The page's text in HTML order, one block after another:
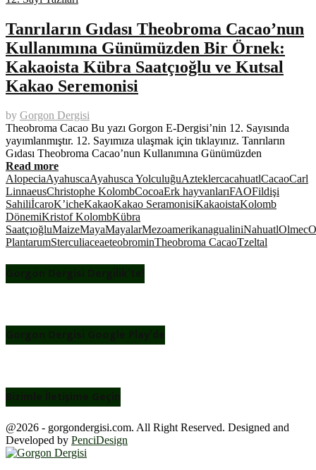
Tanrıların Gıdası Theobroma Cacao’nun
Kullanımına Günümüzden Bir Örnek:
Kakaoista Kübra Saatçıoğlu ve Kutsal
Kakao Seremonisi
by Gorgon Dergisi
Theobroma Cacao Bu yazı Gorgon E-Dergisi’nin 12. Sayısında
yayımlanmıştır. 12. Sayımıza ulaşmak için tıklayınız. Tanrıların
Gıdası Theobroma Cacao’nun Kullanımına Günümüzden
Read more
AlopeciaAyahuscaAyahusca YolculuğuAzteklercacahuatlCacaoCarl
LinnaeusChristophe KolombCocoaErk hayvanlarıFAOFildişi
SahiliİcaroK’icheKakaoKakao SeramonisiKakaoistaKolomb
DönemiKristof KolombKübra
SaatçıoğluMaizeMayaMayalarMezoamerikanagualiniNahuatlOlmec
PlantarumSterculiaceaeteobrominTheobroma CacaoTzeltal
Gorgon Dergisi Dergilik’te!
Gorgon Dergisi Google Play’de
Bizimle İletişime Geçin
@2026 - gorgondergisi.com. All Right Reserved. Designed and
Developed by PenciDesign